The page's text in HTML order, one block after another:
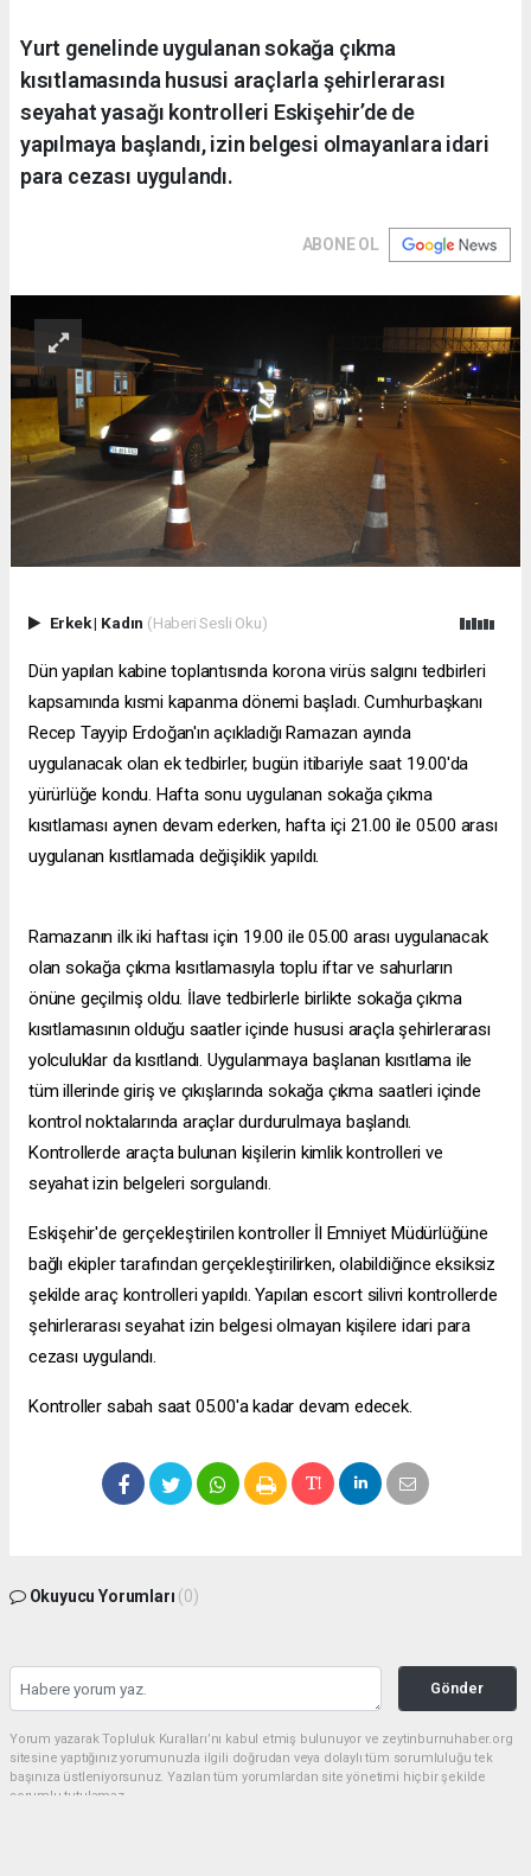
Yurt genelinde uygulanan sokağa çıkma
kısıtlamasında hususi araçlarla şehirlerarası
seyahat yasağı kontrolleri Eskişehir’de de
yapılmaya başlandı, izin belgesi olmayanlara idari
para cezası uygulandı.
ABONE OL
Erkek| Kadın (Haberi Sesli Oku)
Dün yapılan kabine toplantısında korona virüs salgını tedbirleri
kapsamında kısmi kapanma dönemi başladı. Cumhurbaşkanı
Recep Tayyip Erdoğan'ın açıkladığı Ramazan ayında
uygulanacak olan ek tedbirler, bugün itibariyle saat 19.00'da
yürürlüğe kondu. Hafta sonu uygulanan sokağa çıkma
kısıtlaması aynen devam ederken, hafta içi 21.00 ile 05.00 arası
uygulanan kısıtlamada değişiklik yapıldı.
Ramazanın ilk iki haftası için 19.00 ile 05.00 arası uygulanacak
olan sokağa çıkma kısıtlamasıyla toplu iftar ve sahurların
önüne geçilmiş oldu. İlave tedbirlerle birlikte sokağa çıkma
kısıtlamasının olduğu saatler içinde hususi araçla şehirlerarası
yolculuklar da kısıtlandı. Uygulanmaya başlanan kısıtlama ile
tüm illerinde giriş ve çıkışlarında sokağa çıkma saatleri içinde
kontrol noktalarında araçlar durdurulmaya başlandı.
Kontrollerde araçta bulunan kişilerin kimlik kontrolleri ve
seyahat izin belgeleri sorgulandı.
Eskişehir'de gerçekleştirilen kontroller İl Emniyet Müdürlüğüne
bağlı ekipler tarafından gerçekleştirilirken, olabildiğince eksiksiz
şekilde araç kontrolleri yapıldı. Yapılan escort silivri kontrollerde
şehirlerarası seyahat izin belgesi olmayan kişilere idari para
cezası uygulandı.
Kontroller sabah saat 05.00'a kadar devam edecek.
Okuyucu Yorumları (0)
Gönder
Yorum yazarak Topluluk Kuralları’nı kabul etmiş bulunuyor ve zeytinburnuhaber.org
sitesine yaptığınız yorumunuzla ilgili doğrudan veya dolaylı tüm sorumluluğu tek
başınıza üstleniyorsunuz. Yazılan tüm yorumlardan site yönetimi hiçbir şekilde
sorumlu tutulamaz.